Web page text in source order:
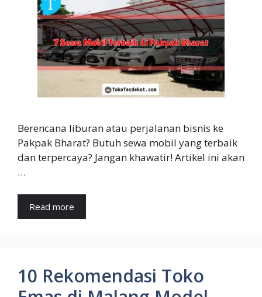
Berencana liburan atau perjalanan bisnis ke
Pakpak Bharat? Butuh sewa mobil yang terbaik
dan terpercaya? Jangan khawatir! Artikel ini akan
…
Read more
10 Rekomendasi Toko